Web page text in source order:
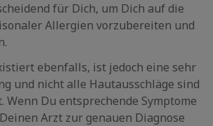
für Dich, um Dich auf die
Allergien vorzubereiten und
ebenfalls, ist jedoch eine sehr
und nicht alle Hautausschläge sind
Wenn Du entsprechende Symptome
Arzt zur genauen Diagnose